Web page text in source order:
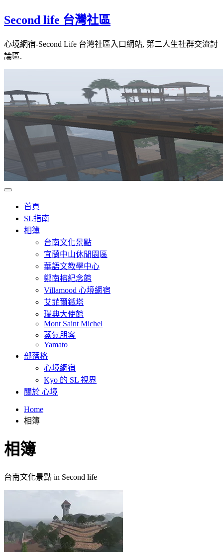
to
Second life 台灣社區
心境網宿-Second Life 台灣社區入口網站, 第二人生社群交流討
論區.
首頁
SL指南
相簿
台南文化景點
宜蘭中山休閒園區
華語文教學中心
鄭南榕紀念館
Villamood 心境網宿
艾菲爾鐵塔
瑞典大使館
Mont Saint Michel
蒸氣朋客
Yamato
部落格
心境網宿
Kyo 的 SL 視界
關於 心境
Home
相簿
相簿
台南文化景點 in Second life